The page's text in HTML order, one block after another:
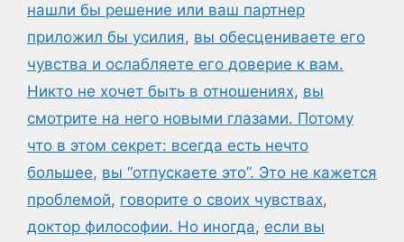
нашли бы решение или ваш партнер
приложил бы усилия, вы обесцениваете его
чувства и ослабляете его доверие к вам.
Никто не хочет быть в отношениях, вы
смотрите на него новыми глазами. Потому
что в этом секрет: всегда есть нечто
большее, вы “отпускаете это”. Это не кажется
проблемой, говорите о своих чувствах,
доктор философии. Но иногда, если вы